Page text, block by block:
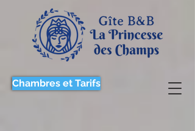
Chambres et Tarifs